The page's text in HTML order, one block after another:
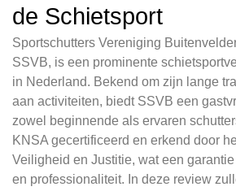
de Schietsport
Sportschutters Vereniging
SSVB, is een prominente
in Nederland. Bekend om zijn lange
aan activiteiten, biedt SSVB een
zowel beginnende als ervaren
KNSA gecertificeerd en erkend door
Veiligheid en Justitie, wat een
en professionaliteit. In deze review